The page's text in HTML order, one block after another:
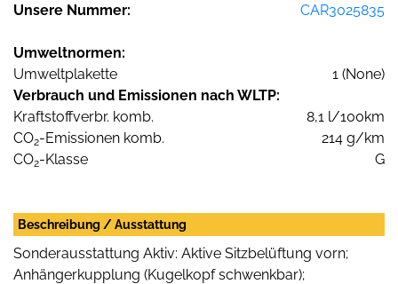
Unsere Nummer:
CAR3025835
Umweltnormen:
Umweltplakette
1 (None)
Verbrauch und Emissionen nach WLTP:
Kraftstoffverbr. komb.
8,1 l/100km
CO2-Emissionen komb.
214 g/km
CO2-Klasse G
Beschreibung / Ausstattung
Sonderausstattung Aktiv: Aktive Sitzbelüftung vorn;
Anhängerkupplung (Kugelkopf schwenkbar);